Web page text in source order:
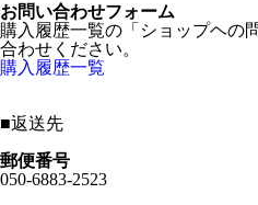
お問い合わせフォーム
購入履歴一覧の「ショップヘの
合わせください。
購入履歴一覧
■返送先
郵便番号
050-6883-2523